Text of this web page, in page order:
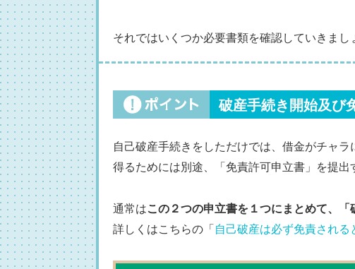
それではいくつか必要書類を確認していきまし
破産手続き開始及び
自己破産手続きをしただけでは、借金がチャ
得るためには別途、「免責許可申立書」を提出
通常はこの２つの申立書を１つにまとめて、
詳しくはこちらの「 自己破産は必ず免責される